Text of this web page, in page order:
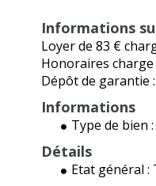
Informations
Loyer de 83 €
Honoraires charge
Dépôt de garantie :
Informations
Type de bien :
Détails
Etat général :